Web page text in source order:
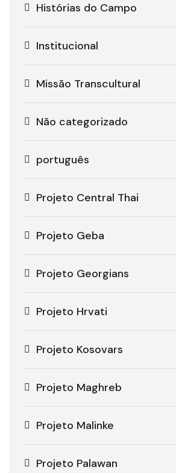
Histórias do Campo
Institucional
Missão Transcultural
Não categorizado
português
Projeto Central Thai
Projeto Geba
Projeto Georgians
Projeto Hrvati
Projeto Kosovars
Projeto Maghreb
Projeto Malinke
Projeto Palawan